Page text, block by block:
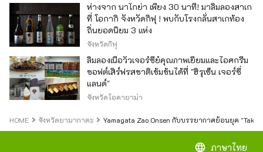
ห่างจาก นาโกย่า เพียง 30 นาที! มาลิ้มลองสาเก
ที่ โอกากิ จังหวัดกิฟุ ! พบกับโรงกลั่นสาเกท้อง
ถิ่นยอดนิยม 3 แห่ง
จังหวัดกิฟุ
ลิ้มลองเนื้อวัวเจอร์ซีย์คุณภาพเยี่ยมและไอศกรีม
ซอฟต์เสิร์ฟรสชาติเข้มข้นได้ที่ "ฮิรุเซ็น เจอร์ซี่
แลนด์"
จังหวัดโอคายาม่า
HOME จังหวัดยามากาตะ Yamagata Zao Onsen กับบรรยากาศย้อนยุค
language ภาษาไทย